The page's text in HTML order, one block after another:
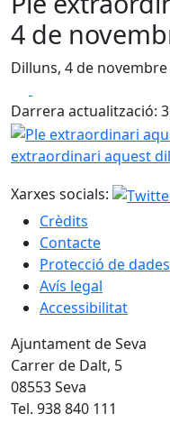
4 de
Dilluns, 4 de
Darrera actualització:
Ple extraordinari
extraordinari aquest
Xarxes socials:
Crèdits
Contacte
Protecció de dades
Avís legal
Accessibilitat
Ajuntament de Seva
Carrer de Dalt, 5
08553 Seva
Tel. 938 840 111